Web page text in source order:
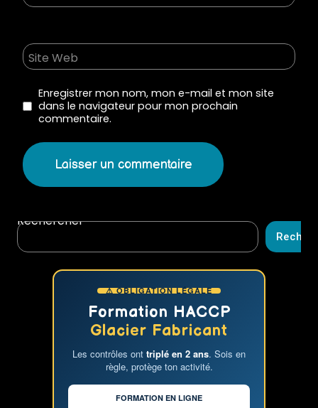
Site Web
Enregistrer mon nom, mon e-mail et mon site
dans le navigateur pour mon prochain
commentaire.
Rechercher
⚠ OBLIGATION LÉGALE
Formation HACCP
Glacier Fabricant
Les contrôles ont triplé en 2 ans. Sois en
règle, protège ton activité.
FORMATION EN LIGNE